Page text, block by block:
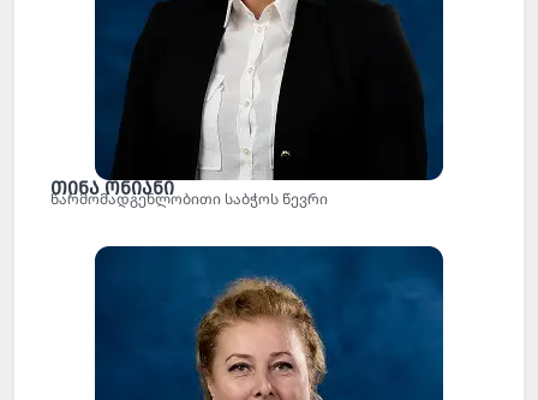
თინა ონიანი
წარმომადგენლობითი საბჭოს წევრი